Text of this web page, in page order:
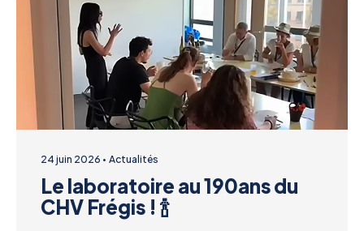
24 juin 2026 Actualités
Le laboratoire au 190ans du
CHV Frégis ! 🍾